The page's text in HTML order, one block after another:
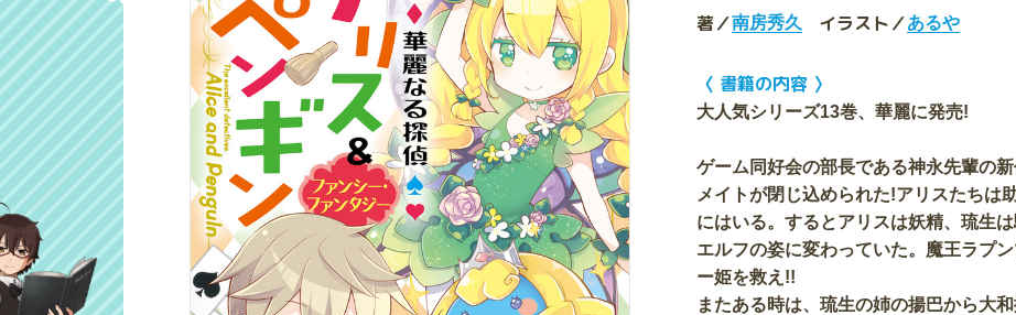
著／南房秀久 イラスト／あるや
〈 書籍の内容 〉
大人気シリーズ13巻、華麗に発売!
ゲーム同好会の部長である神永先輩の
メイトが閉じ込められた!アリスたちは
にはいる。するとアリスは妖精、琉生
エルフの姿に変わっていた。魔王ラプ
ー姫を救え!!
またある時は、琉生の姉の揚巴から大